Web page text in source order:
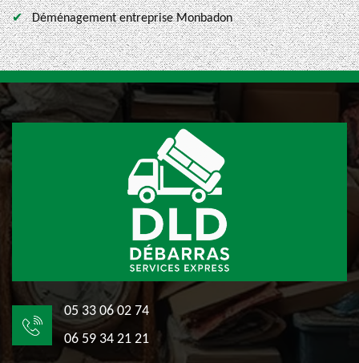
Déménagement entreprise Monbadon
05 33 06 02 74
06 59 34 21 21